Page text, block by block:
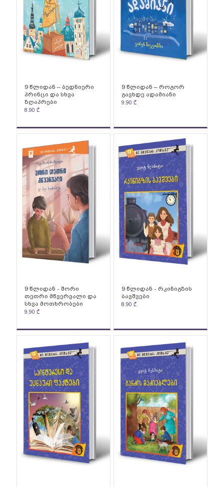
9 წლიდან – ბედნიერი
პრინცი და სხვა
ზღაპრები
8.90 ₾
9 წლიდან – როგორ
გავხდე ადამიანი
9.90 ₾
9 წლიდან - შორი
თეთრი მწვერვალი და
სხვა მოთხრობები
9.90 ₾
9 წლიდან - რკინიგზის
ბავშვები
8.90 ₾